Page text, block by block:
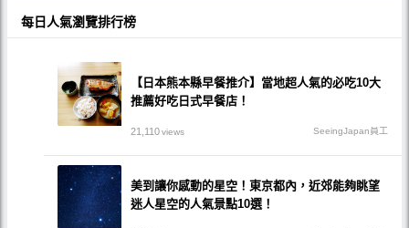
每日人氣瀏覽排行榜
【日本熊本縣早餐推介】當地超人氣的必吃10大
推薦好吃日式早餐店！
21,110views SeeingJapan員工
美到讓你感動的星空！東京都內，近郊能夠眺望
迷人星空的人氣景點10選！